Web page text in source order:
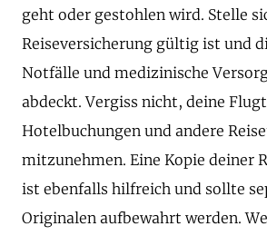
geht oder gestohlen wird. Stelle
Reiseversicherung gültig ist und
Notfälle und medizinische
abdeckt. Vergiss nicht, deine
Hotelbuchungen und andere
mitzunehmen. Eine Kopie deiner
ist ebenfalls hilfreich und sollte
Originalen aufbewahrt werden.